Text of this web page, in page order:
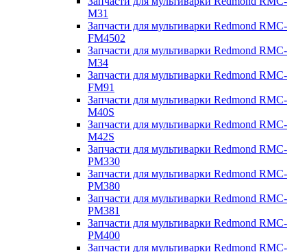
M31
Запчасти для мультиварки Redmond RMC-
FM4502
Запчасти для мультиварки Redmond RMC-
M34
Запчасти для мультиварки Redmond RMC-
FM91
Запчасти для мультиварки Redmond RMC-
M40S
Запчасти для мультиварки Redmond RMC-
M42S
Запчасти для мультиварки Redmond RMC-
PM330
Запчасти для мультиварки Redmond RMC-
PM380
Запчасти для мультиварки Redmond RMC-
PM381
Запчасти для мультиварки Redmond RMC-
PM400
Запчасти для мультиварки Redmond RMC-